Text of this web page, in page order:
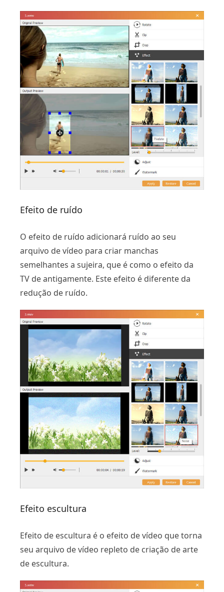
Efeito de ruído
O efeito de ruído adicionará ruído ao seu
arquivo de vídeo para criar manchas
semelhantes a sujeira, que é como o efeito da
TV de antigamente. Este efeito é diferente da
redução de ruído.
Efeito escultura
Efeito de escultura é o efeito de vídeo que torna
seu arquivo de vídeo repleto de criação de arte
de escultura.